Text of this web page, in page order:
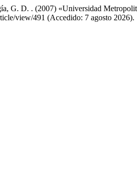
G. D. . (2007) «Universidad
view/491 (Accedido: 7 agosto 2026).